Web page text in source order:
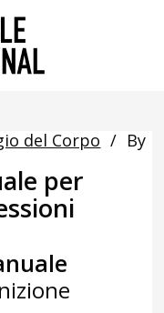
del Corpo By
per